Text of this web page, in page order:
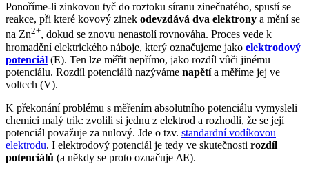
Ponoříme-li zinkovou tyč do roztoku síranu zinečnatého, spustí se
reakce, při které kovový zinek odevzdává dva elektrony a mění se
na Zn2+, dokud se znovu nenastolí rovnováha. Proces vede k
hromadění elektrického náboje, který označujeme jako elektrodový
potenciál (E). Ten lze měřit nepřímo, jako rozdíl vůči jinému
potenciálu. Rozdíl potenciálů nazýváme napětía měříme jej ve
voltech (V).
K překonání problému s měřením absolutního potenciálu vymysleli
chemici malý trik: zvolili si jednu z elektrod a rozhodli, že se její
potenciál považuje za nulový. Jde o tzv. standardní vodíkovou
elektrodu. I elektrodový potenciál je tedy ve skutečnosti rozdíl
potenciálů (a někdy se proto označuje ΔE).